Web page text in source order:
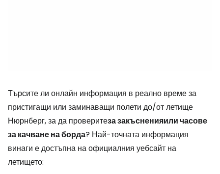
Търсите ли онлайн информация в реално време за
пристигащи или заминаващи полети до/от летище
Нюрнберг, за да проверитеза закъсненияили часове
за качване на борда? Най-точната информация
винаги е достъпна на официалния уебсайт на
летището: